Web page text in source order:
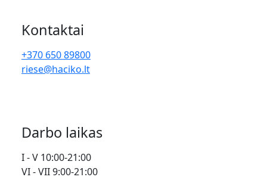
Kontaktai
+370 650 89800
riese@haciko.lt
Darbo laikas
I - V 10:00-21:00
VI - VII 9:00-21:00